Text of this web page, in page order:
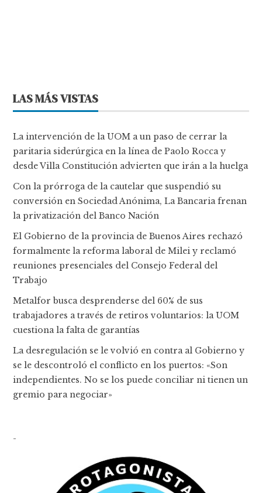
LAS MÁS VISTAS
La intervención de la UOM a un paso de cerrar la
paritaria siderúrgica en la línea de Paolo Rocca y
desde Villa Constitución advierten que irán a la huelga
Con la prórroga de la cautelar que suspendió su
conversión en Sociedad Anónima, La Bancaria frenan
la privatización del Banco Nación
El Gobierno de la provincia de Buenos Aires rechazó
formalmente la reforma laboral de Milei y reclamó
reuniones presenciales del Consejo Federal del
Trabajo
Metalfor busca desprenderse del 60% de sus
trabajadores a través de retiros voluntarios: la UOM
cuestiona la falta de garantías
La desregulación se le volvió en contra al Gobierno y
se le descontroló el conflicto en los puertos: «Son
independientes. No se los puede conciliar ni tienen un
gremio para negociar»
-